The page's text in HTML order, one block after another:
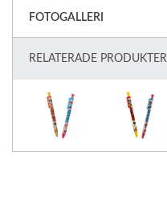
FOTOGALLERI
RELATERADE PRODUKTER